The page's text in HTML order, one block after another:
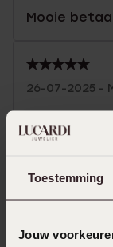
Toestemming
Jouw
Mooie
26-07-2025 -